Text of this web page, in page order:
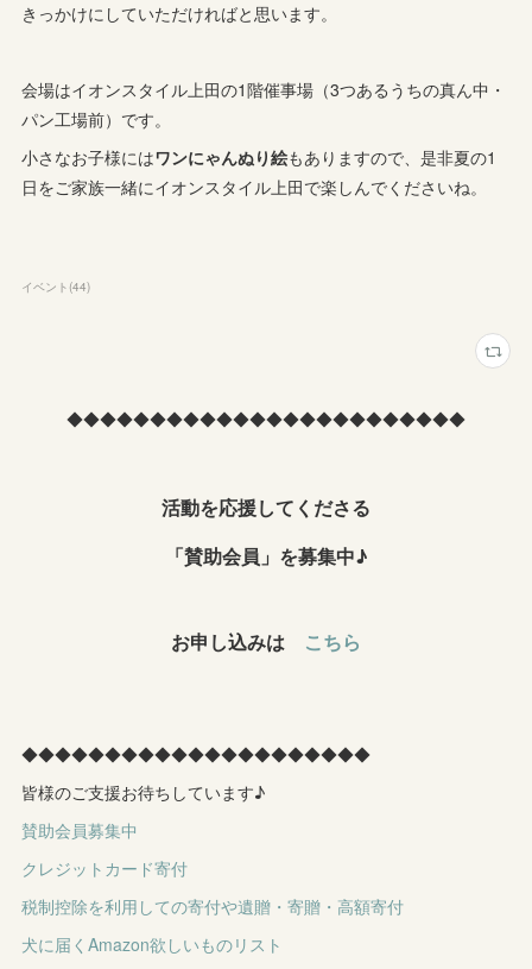
きっかけにしていただければと思います。
会場はイオンスタイル上田の1階催事場（3つあるうちの真ん中・
パン工場前）です。
小さなお子様にはワンにゃんぬり絵もありますので、是非夏の1
日をご家族一緒にイオンスタイル上田で楽しんでくださいね。
イベント (44)
◆◆◆◆◆◆◆◆◆◆◆◆◆◆◆◆◆◆◆◆◆◆◆◆
活動を応援してくださる
「賛助会員」を募集中♪
お申し込みは こちら
◆◆◆◆◆◆◆◆◆◆◆◆◆◆◆◆◆◆◆◆◆
皆様のご支援お待ちしています♪
賛助会員募集中
クレジットカード寄付
税制控除を利用しての寄付や遺贈・寄贈・高額寄付
犬に届くAmazon欲しいものリスト